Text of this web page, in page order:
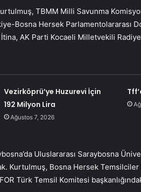
TBMM Milli Savunma
Bosna Hersek Parlamentolararası
AK Parti Kocaeli Milletvekili Radiye
Vezirköprü’ye Huzurevi İçin
192 Milyon Lira
Ağustos 7, 2026
Uluslararası Saraybosna
Kurtulmuş, Bosna Hersek
Türk Temsil Komitesi